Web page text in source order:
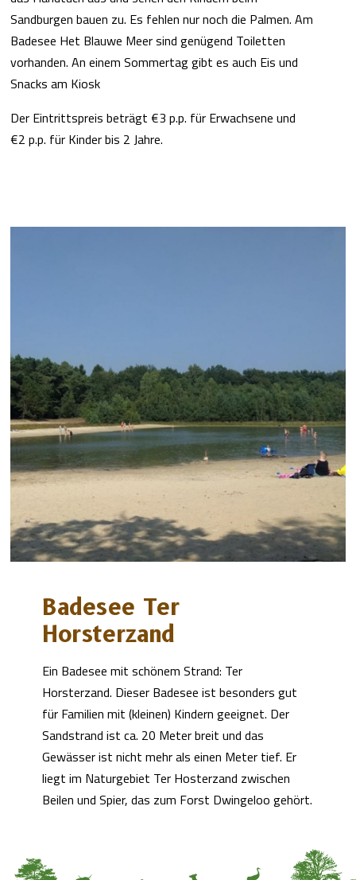
Sandburgen bauen zu. Es fehlen nur noch die Palmen. Am
Badesee Het Blauwe Meer sind genügend Toiletten
vorhanden. An einem Sommertag gibt es auch Eis und
Snacks am Kiosk
Der Eintrittspreis beträgt €3 p.p. für Erwachsene und
€2 p.p. für Kinder bis 2 Jahre.
Badesee Ter
Horsterzand
Ein Badesee mit schönem Strand: Ter
Horsterzand. Dieser Badesee ist besonders gut
für Familien mit (kleinen) Kindern geeignet. Der
Sandstrand ist ca. 20 Meter breit und das
Gewässer ist nicht mehr als einen Meter tief. Er
liegt im Naturgebiet Ter Hosterzand zwischen
Beilen und Spier, das zum Forst Dwingeloo gehört.